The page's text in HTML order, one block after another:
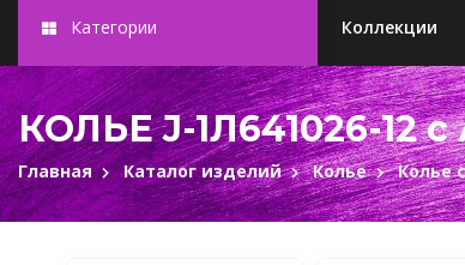
Категории Коллекции
КОЛЬЕ J-1Л641026-12
Главная Каталог изделий Колье Колье